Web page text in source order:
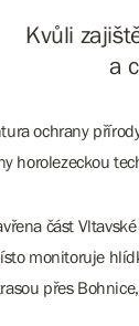
Kvůli
a
ochrany
horolezeckou
část
monitoruje
přes